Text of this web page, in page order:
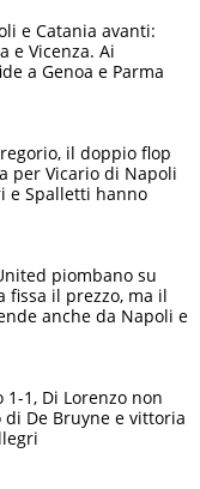
e Catania avanti:
e Vicenza. Ai
a Genoa e Parma
il doppio flop
per Vicario di Napoli
e Spalletti hanno
piombano su
fissa il prezzo, ma il
anche da Napoli e
1-1, Di Lorenzo non
De Bruyne e vittoria